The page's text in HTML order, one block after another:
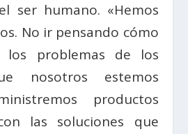
ser humano. «Hemos
No ir pensando cómo
los problemas de los
nosotros estemos
productos
las soluciones que